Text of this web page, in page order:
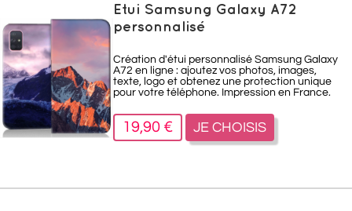
Etui Samsung Galaxy A72
personnalisé
Création d'étui personnalisé Samsung Galaxy
A72 en ligne : ajoutez vos photos, images,
texte, logo et obtenez une protection unique
pour votre téléphone. Impression en France.
19,90 € JE CHOISIS